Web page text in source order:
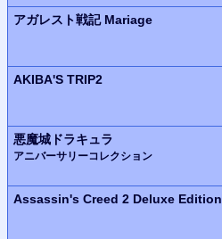
アガレスト戦記 Mariage
AKIBA'S TRIP2
悪魔城ドラキュラ
アニバーサリーコレクション
Assassin's Creed 2 Deluxe Edition